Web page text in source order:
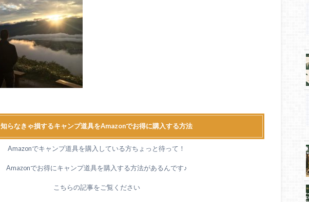
知らなきゃ損するキャンプ道具をAmazonでお得に購入する方法
Amazonでキャンプ道具を購入している方ちょっと待って！
Amazonでお得にキャンプ道具を購入する方法があるんです♪
こちらの記事をご覧ください